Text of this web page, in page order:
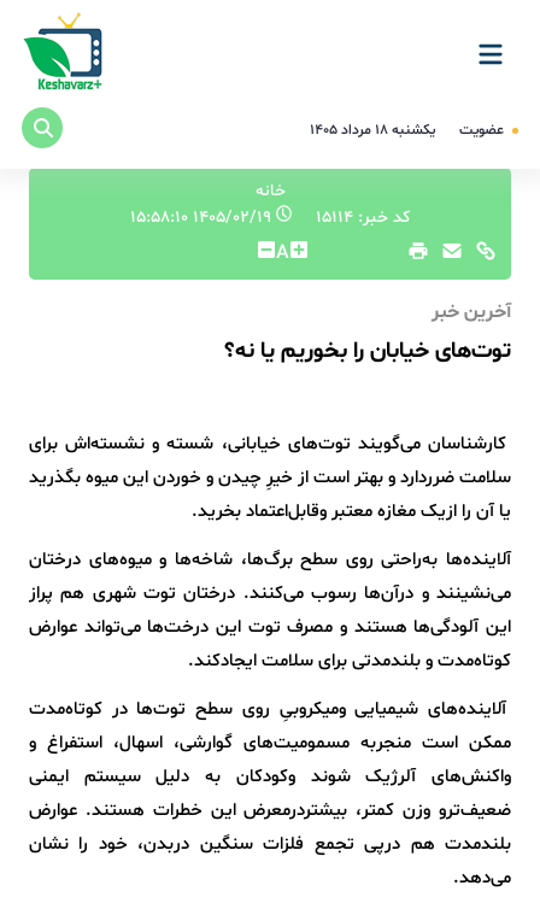
عضویت یکشنبه ۱۸ مرداد ۱۴۰۵
خانه
کد خبر: 15114
A
آخرین خبر
توت‌های خیابان را بخوریم یا نه؟
کارشناسان می‌گویند توت‌های خیابانی، شسته و نشسته‌اش برای
سلامت ضرردارد و بهتر است از خیرِ چیدن و خوردن این میوه بگذرید
یا آن را ازیک مغازه معتبر وقابل‌اعتماد بخرید.
آلاینده‌ها به‌راحتی روی سطح برگ‌ها، شاخه‌ها و میوه‌های درختان
می‌نشینند و درآن‌ها رسوب می‌کنند. درختان توت شهری هم پراز
این آلودگی‌ها هستند و مصرف توت این درخت‌ها می‌تواند عوارض
کوتاه‌مدت و بلندمدتی برای سلامت ایجادکند.
آلاینده‌های شیمیایی ومیکروبیِ روی سطح توت‌ها در کوتاه‌مدت
ممکن است منجربه مسمومیت‌های گوارشی، اسهال، استفراغ و
واکنش‌های آلرژیک شوند وکودکان به دلیل سیستم ایمنی
ضعیف‌ترو وزن کمتر، بیشتردرمعرض این خطرات هستند. عوارض
بلندمدت هم درپی تجمع فلزات سنگین دربدن، خود را نشان
می‌دهد.